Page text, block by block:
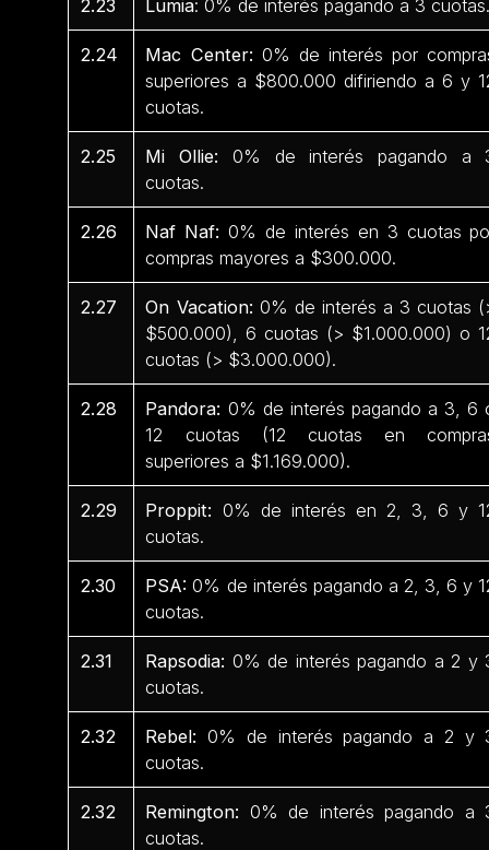
2.23 Lumia: 0% de interés pagando a 3
2.24 Mac Center: 0% de interés por
superiores a $800.000 difiriendo a 6 y
cuotas.
2.25 Mi Ollie: 0% de interés pagando a
cuotas.
2.26 Naf Naf: 0% de interés en 3 cuotas
compras mayores a $300.000.
2.27 On Vacation: 0% de interés a 3 cuotas
$500.000), 6 cuotas (> $1.000.000) o
cuotas (> $3.000.000).
2.28 Pandora: 0% de interés pagando a 3, 6
12 cuotas (12 cuotas en
superiores a $1.169.000).
2.29 Proppit: 0% de interés en 2, 3, 6 y
cuotas.
2.30 PSA: 0% de interés pagando a 2, 3, 6 y
cuotas.
2.31 Rapsodia: 0% de interés pagando a 2 y
cuotas.
2.32 Rebel: 0% de interés pagando a 2 y
cuotas.
2.32 Remington: 0% de interés pagando a
cuotas.